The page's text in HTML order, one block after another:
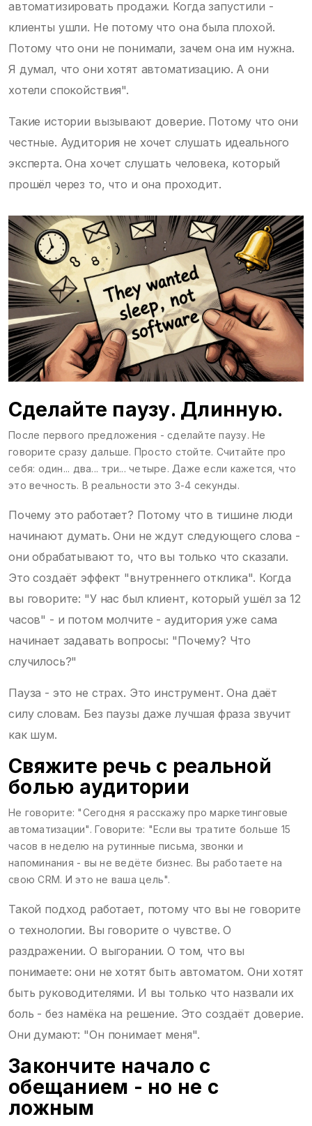
автоматизировать продажи. Когда запустили -
клиенты ушли. Не потому что она была плохой.
Потому что они не понимали, зачем она им нужна.
Я думал, что они хотят автоматизацию. А они
хотели спокойствия".
Такие истории вызывают доверие. Потому что они
честные. Аудитория не хочет слушать идеального
эксперта. Она хочет слушать человека, который
прошёл через то, что и она проходит.
Сделайте паузу. Длинную.
После первого предложения - сделайте паузу. Не
говорите сразу дальше. Просто стойте. Считайте про
себя: один... два... три... четыре. Даже если кажется, что
это вечность. В реальности это 3-4 секунды.
Почему это работает? Потому что в тишине люди
начинают думать. Они не ждут следующего слова -
они обрабатывают то, что вы только что сказали.
Это создаёт эффект "внутреннего отклика". Когда
вы говорите: "У нас был клиент, который ушёл за 12
часов" - и потом молчите - аудитория уже сама
начинает задавать вопросы: "Почему? Что
случилось?"
Пауза - это не страх. Это инструмент. Она даёт
силу словам. Без паузы даже лучшая фраза звучит
как шум.
Свяжите речь с реальной
болью аудитории
Не говорите: "Сегодня я расскажу про маркетинговые
автоматизации". Говорите: "Если вы тратите больше 15
часов в неделю на рутинные письма, звонки и
напоминания - вы не ведёте бизнес. Вы работаете на
свою CRM. И это не ваша цель".
Такой подход работает, потому что вы не говорите
о технологии. Вы говорите о чувстве. О
раздражении. О выгорании. О том, что вы
понимаете: они не хотят быть автоматом. Они хотят
быть руководителями. И вы только что назвали их
боль - без намёка на решение. Это создаёт доверие.
Они думают: "Он понимает меня".
Закончите начало с
обещанием - но не с
ложным